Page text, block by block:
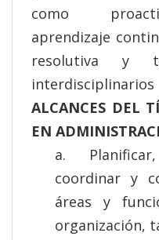
como
aprendizaje
resolutiva y
interdisciplinarios
ALCANCES DEL
EN
a.
coordinar y
áreas y
organización,